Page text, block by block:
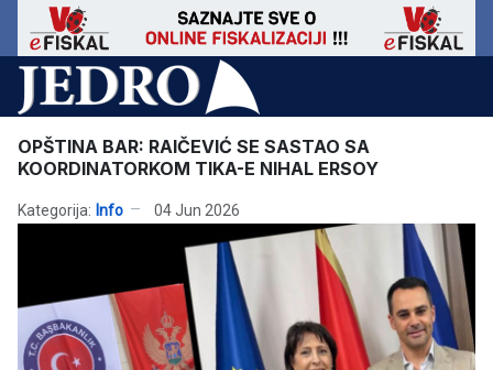
OPŠTINA BAR: RAIČEVIĆ SE SASTAO SA
KOORDINATORKOM TIKA-E NIHAL ERSOY
Kategorija: Info 04 Jun 2026